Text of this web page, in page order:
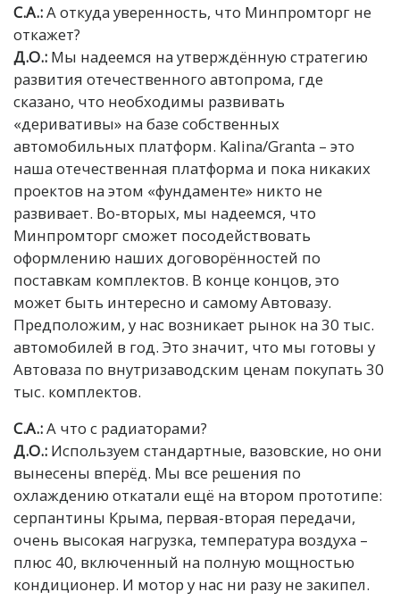
С.А.:А откуда уверенность, что Минпромторг не
откажет?
Д.О.: Мы надеемся на утверждённую стратегию
развития отечественного автопрома, где
сказано, что необходимы развивать
«деривативы» на базе собственных
автомобильных платформ. Kalina/Granta – это
наша отечественная платформа и пока никаких
проектов на этом «фундаменте» никто не
развивает. Во-вторых, мы надеемся, что
Минпромторг сможет посодействовать
оформлению наших договорённостей по
поставкам комплектов. В конце концов, это
может быть интересно и самому Автовазу.
Предположим, у нас возникает рынок на 30 тыс.
автомобилей в год. Это значит, что мы готовы у
Автоваза по внутризаводским ценам покупать 30
тыс. комплектов.
С.А.:А что с радиаторами?
Д.О.: Используем стандартные, вазовские, но они
вынесены вперёд. Мы все решения по
охлаждению откатали ещё на втором прототипе:
серпантины Крыма, первая-вторая передачи,
очень высокая нагрузка, температура воздуха –
плюс 40, включенный на полную мощностью
кондиционер. И мотор у нас ни разу не закипел.